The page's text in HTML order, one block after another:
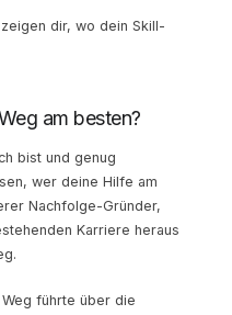
dir, wo dein Skill-
am besten?
bist und genug
wer deine Hilfe am
Nachfolge-Gründer,
Karriere heraus
führte über die